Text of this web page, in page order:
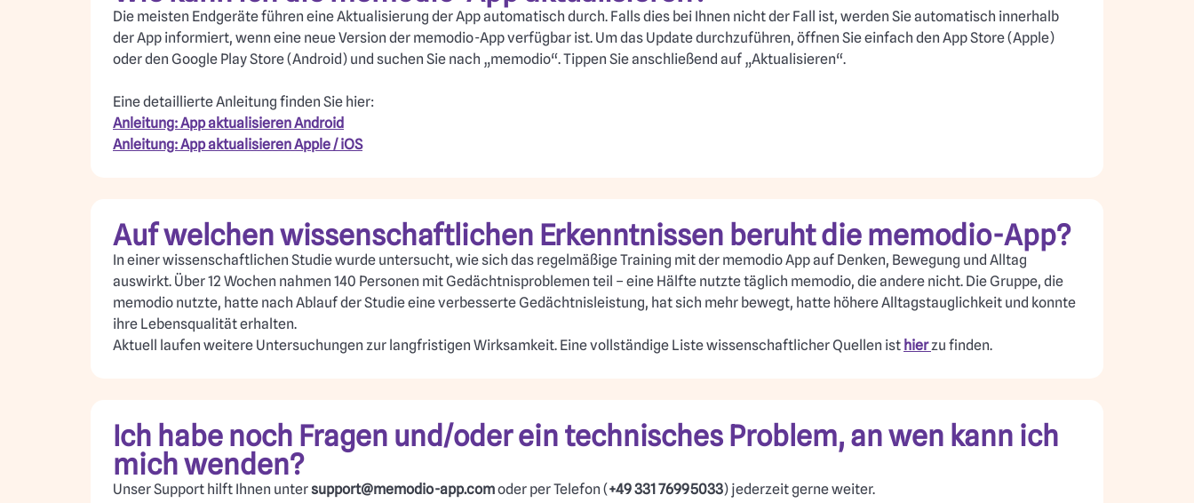
Die meisten Endgeräte führen eine Aktualisierung der App automatisch durch. Falls dies bei Ihnen nicht der Fall ist, werden Sie automatisch innerhalb
der App informiert, wenn eine neue Version der memodio-App verfügbar ist. Um das Update durchzuführen, öffnen Sie einfach den App Store (Apple)
oder den Google Play Store (Android) und suchen Sie nach „memodio“. Tippen Sie anschließend auf „Aktualisieren“.
Eine detaillierte Anleitung finden Sie hier:
Anleitung: App aktualisieren Android
Anleitung: App aktualisieren Apple / iOS
Auf welchen wissenschaftlichen Erkenntnissen beruht die memodio-App?
In einer wissenschaftlichen Studie wurde untersucht, wie sich das regelmäßige Training mit der memodio App auf Denken, Bewegung und Alltag
auswirkt. Über 12 Wochen nahmen 140 Personen mit Gedächtnisproblemen teil – eine Hälfte nutzte täglich memodio, die andere nicht. Die Gruppe, die
memodio nutzte, hatte nach Ablauf der Studie eine verbesserte Gedächtnisleistung, hat sich mehr bewegt, hatte höhere Alltagstauglichkeit und konnte
ihre Lebensqualität erhalten.
Aktuell laufen weitere Untersuchungen zur langfristigen Wirksamkeit. Eine vollständige Liste wissenschaftlicher Quellen ist hierzu finden.
Ich habe noch Fragen und/oder ein technisches Problem, an wen kann ich
mich wenden?
Unser Support hilft Ihnen untersupport@memodio-app.comoder per Telefon (+49 331 76995033) jederzeit gerne weiter.